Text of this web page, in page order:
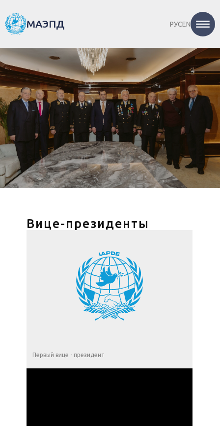
МАЭПД РУСEN
Вице-президенты
Первый вице - президент